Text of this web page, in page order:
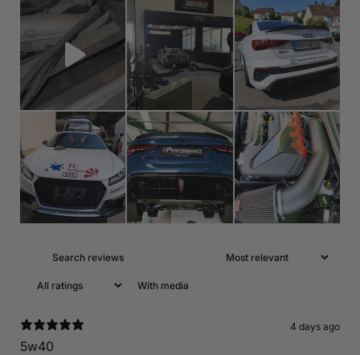
With media
4 days ago
5w40